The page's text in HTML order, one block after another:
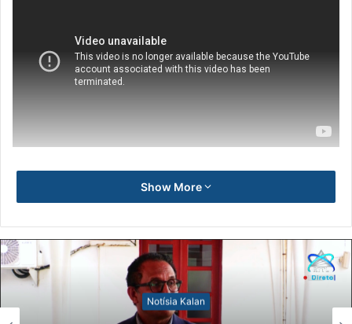
Show More
Notísia Kalan